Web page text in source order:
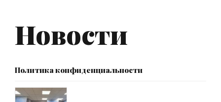
Новости
Политика конфиденциальности